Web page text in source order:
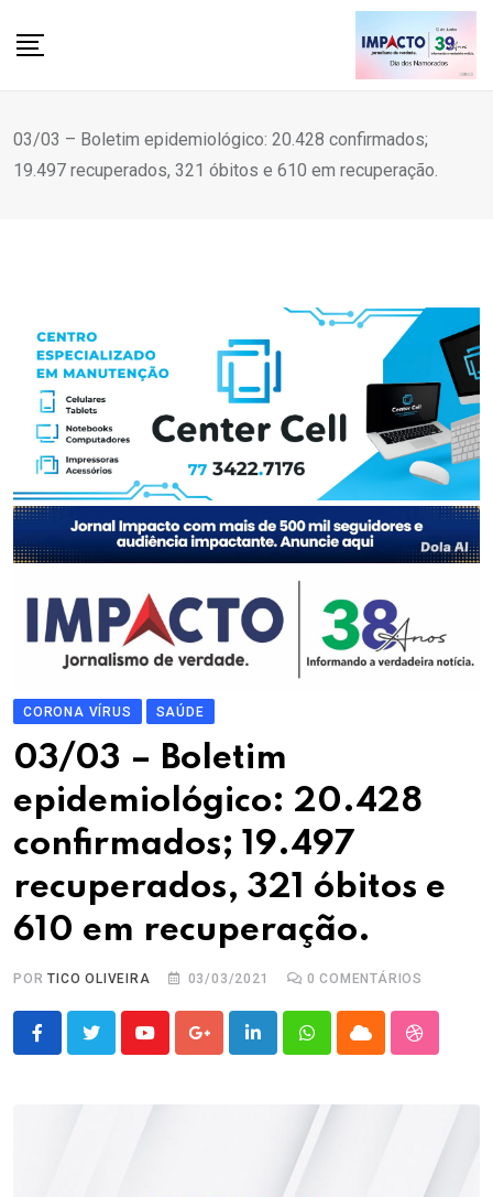
03/03 – Boletim epidemiológico: 20.428 confirmados;
19.497 recuperados, 321 óbitos e 610 em recuperação.
CORONA VÍRUS SAÚDE
03/03 – Boletim
epidemiológico: 20.428
confirmados; 19.497
recuperados, 321 óbitos e
610 em recuperação.
PORTICO OLIVEIRA 03/03/2021 0 COMENTÁRIOS
YoutubeGoogle+LinkedInWhatsappCloud